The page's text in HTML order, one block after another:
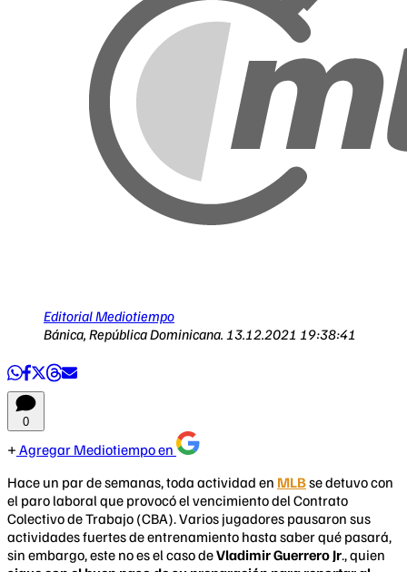
Editorial Mediotiempo
Bánica, República Dominicana. 13.12.2021 19:38:41
0
Agregar Mediotiempo en
Hace un par de semanas, toda actividad en MLBse detuvo con
el paro laboral que provocó el vencimiento del Contrato
Colectivo de Trabajo (CBA). Varios jugadores pausaron sus
actividades fuertes de entrenamiento hasta saber qué pasará,
sin embargo, este no es el caso deVladimir Guerrero Jr., quien